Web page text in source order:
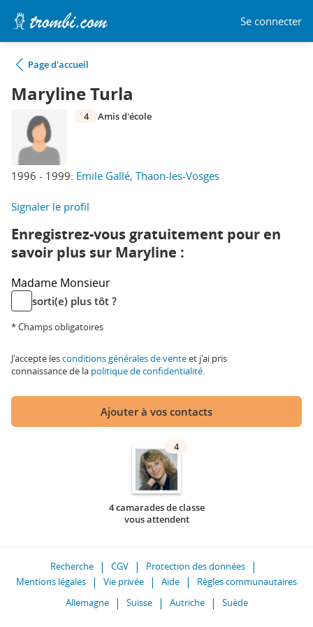
Se connecter
Page d'accueil
Maryline Turla
1996 - 1999: Emile Gallé, Thaon-les-Vosges
4 Amis d'école
Signaler le profil
Enregistrez-vous gratuitement pour en
savoir plus sur Maryline :
Madame Monsieur
sorti(e) plus tôt ?
* Champs obligatoires
J'accepte lesconditions générales de venteet j'ai pris
connaissance de la politique de confidentialité.
Ajouter à vos contacts
4
4 camarades de classe
vous attendent
Recherche CGV
Protection des données
Mentions légales
Vie privée Aide
Règles communautaires
Allemagne
Suisse Autriche Suède